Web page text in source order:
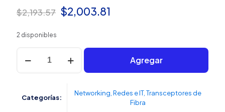
$2,193.57 El
era:
$2,193.57.
$2,003.81
$2,003.81.
2 disponibles
Transceptor
Óptico
SFP28
Agregar
Categorías:
Networking Redes e IT, Transceptores de
Fibra